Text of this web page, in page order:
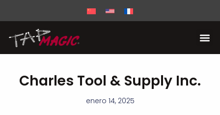
Charles Tool & Supply Inc.
enero 14, 2025